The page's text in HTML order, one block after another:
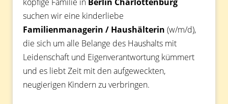
suchen wir eine kinderliebe
Familienmanagerin / Haushälterin (w/m/d),
die sich um alle Belange des Haushalts mit
Leidenschaft und Eigenverantwortung kümmert
und es liebt Zeit mit den aufgeweckten,
neugierigen Kindern zu verbringen.